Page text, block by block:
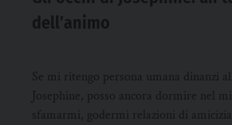
dell’animo
Se mi ritengo persona umana dinanzi
Josephine, posso ancora dormire nel
sfamarmi, godermi relazioni di